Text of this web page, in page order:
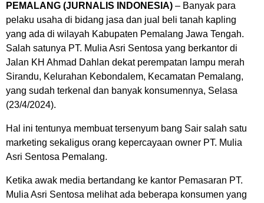
PEMALANG (JURNALIS INDONESIA) – Banyak para
pelaku usaha di bidang jasa dan jual beli tanah kapling
yang ada di wilayah Kabupaten Pemalang Jawa Tengah.
Salah satunya PT. Mulia Asri Sentosa yang berkantor di
Jalan KH Ahmad Dahlan dekat perempatan lampu merah
Sirandu, Kelurahan Kebondalem, Kecamatan Pemalang,
yang sudah terkenal dan banyak konsumennya, Selasa
(23/4/2024).
Hal ini tentunya membuat tersenyum bang Sair salah satu
marketing sekaligus orang kepercayaan owner PT. Mulia
Asri Sentosa Pemalang.
Ketika awak media bertandang ke kantor Pemasaran PT.
Mulia Asri Sentosa melihat ada beberapa konsumen yang